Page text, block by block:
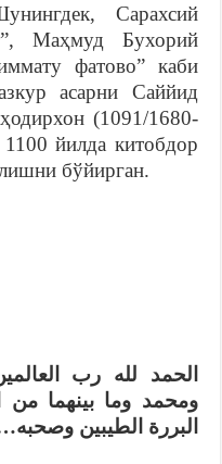
Сарахсий
Маҳмуд Бухорий
фатово” каби
асарни Саййид
(1091/1680-
йилда китобдор
бўйирган.
الحمد لله رب
ومحمد وما بينهما من
البررة الطيبين